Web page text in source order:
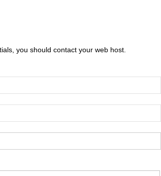
you should contact your web host.